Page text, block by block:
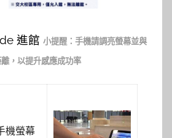
進館 小提醒：手機請調亮螢幕並與
，以提升感應成功率
機螢幕